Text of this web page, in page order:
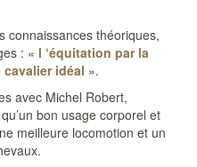
connaissances théoriques,
: « l ‘équitation par la
cavalier idéal ».
avec Michel Robert,
bon usage corporel et
meilleure locomotion et un